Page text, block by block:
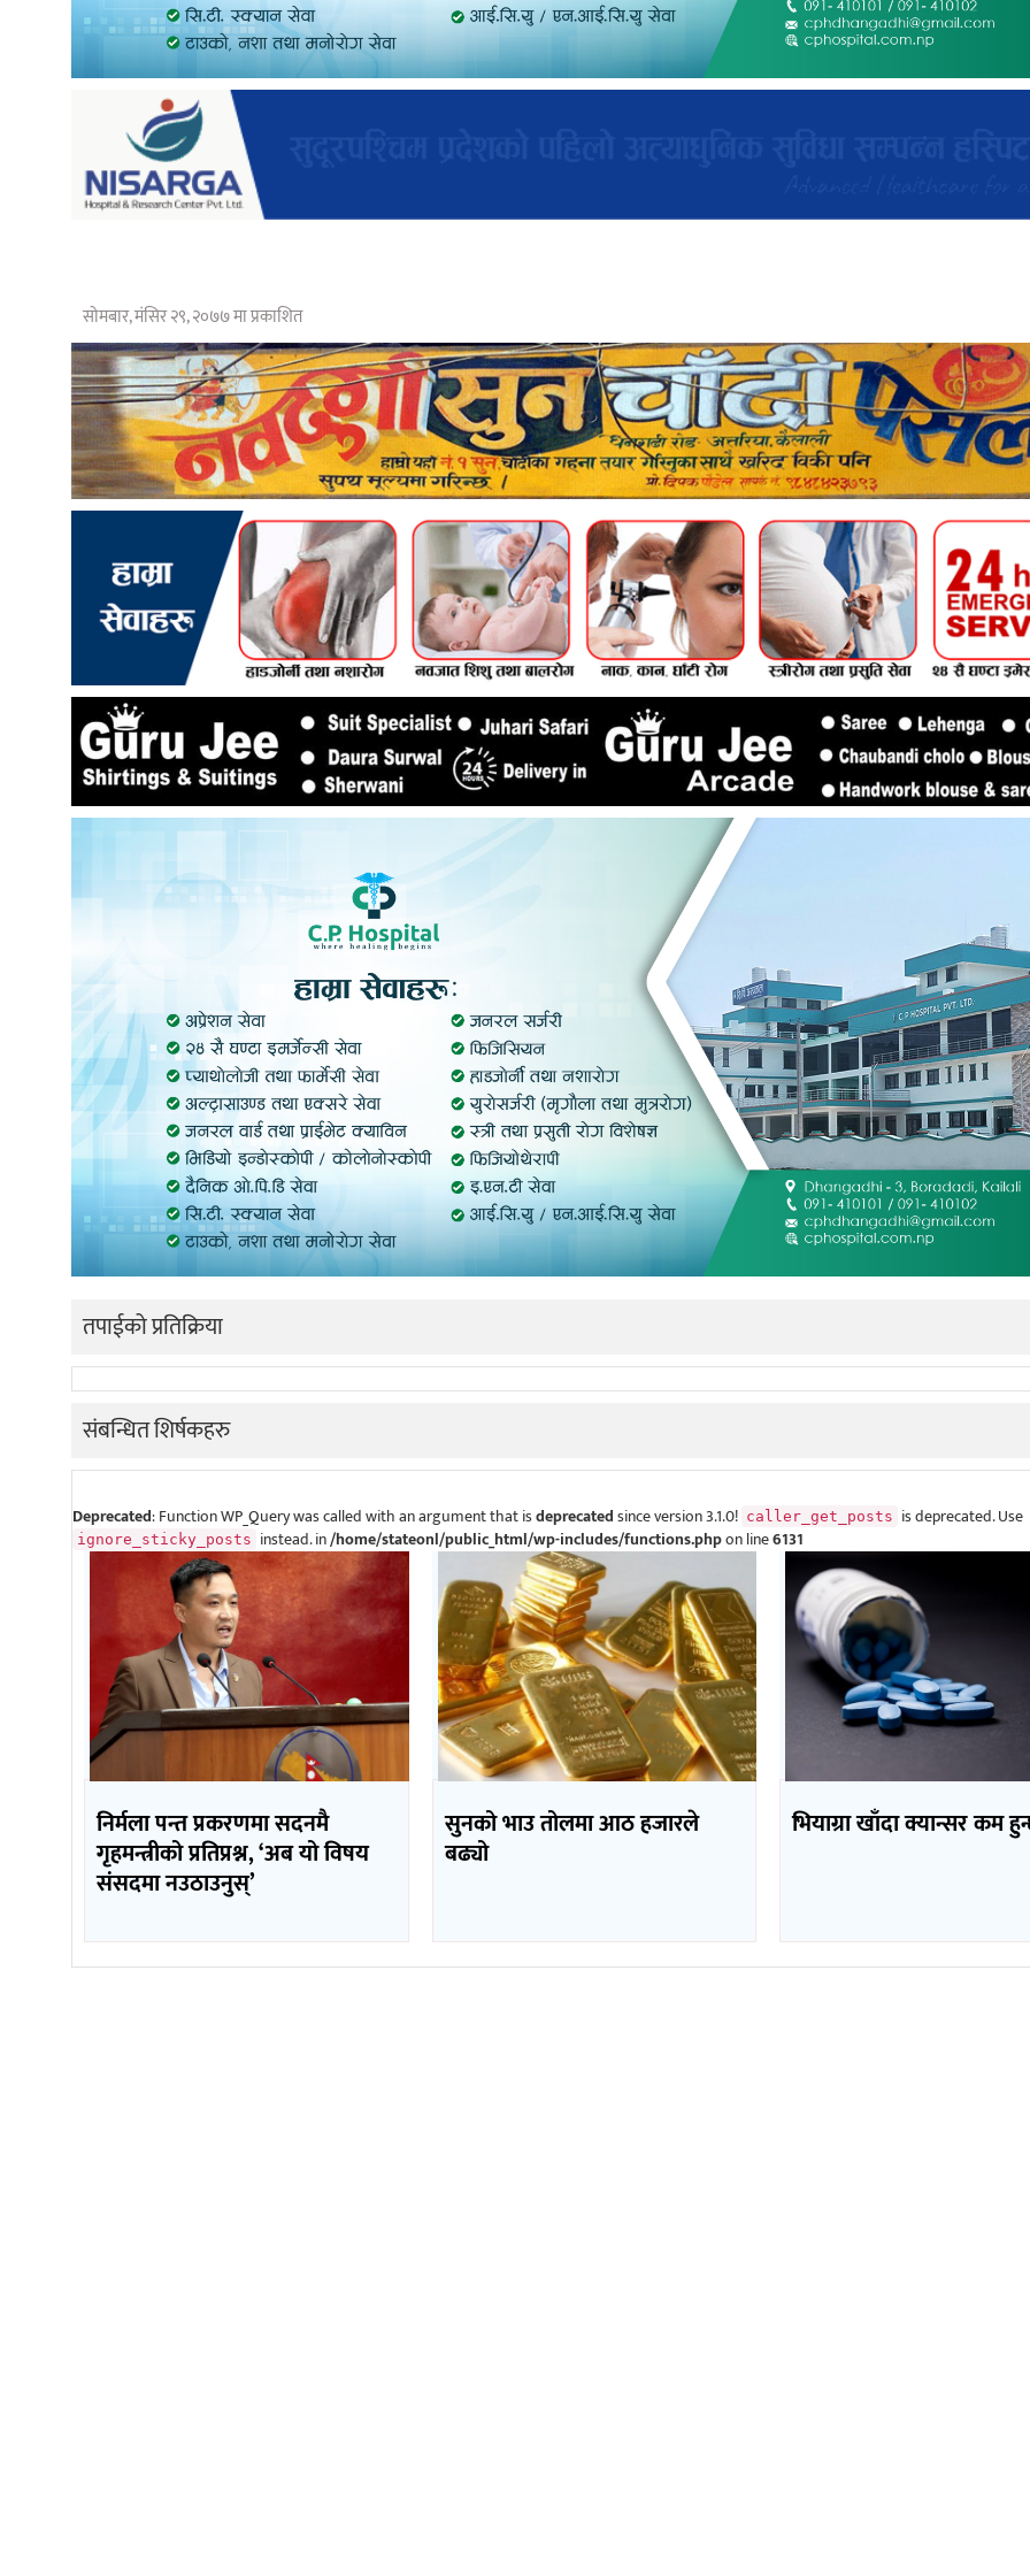
सोमबार, मंसिर २९, २०७७ मा प्रकाशित
तपाईको प्रतिक्रिया
संबन्धित शिर्षकहरु
Deprecated: Function WP_Query was called with an argument that isdeprecatedsince version 3.1.0! caller_get_posts is deprecated. Use
ignore_sticky_posts instead. in/home/stateonl/public_html/wp-includes/functions.phpon line6131
निर्मला पन्त प्रकरणमा सदनमै
गृहमन्त्रीको प्रतिप्रश्न, ‘अब यो विषय
संसदमा नउठाउनुस्’
सुनको भाउ तोलमा आठ हजारले
बढ्यो
भियाग्रा खाँदा क्यान्सर कम